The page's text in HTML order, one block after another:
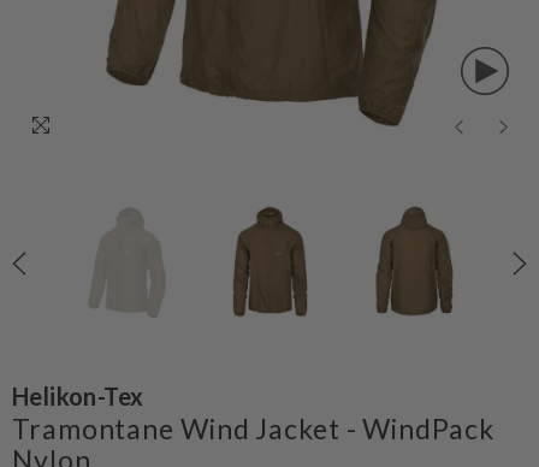
Helikon-Tex
Tramontane Wind Jacket - WindPack
Nylon